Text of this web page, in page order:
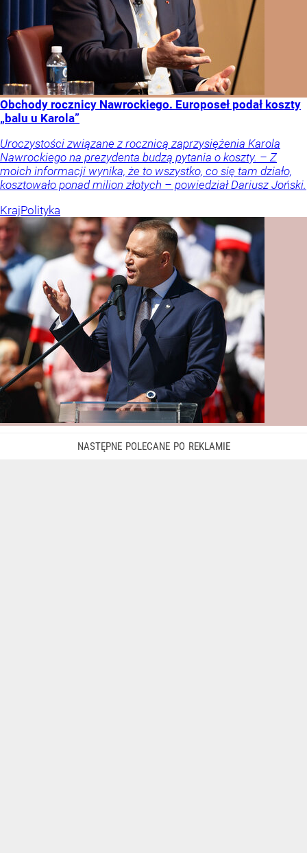
Obchody rocznicy Nawrockiego. Europoseł podał koszty
„balu u Karola”
Uroczystości związane z rocznicą zaprzysiężenia Karola
Nawrockiego na prezydenta budzą pytania o koszty. – Z
moich informacji wynika, że to wszystko, co się tam działo,
kosztowało ponad milion złotych – powiedział Dariusz Joński.
KrajPolityka